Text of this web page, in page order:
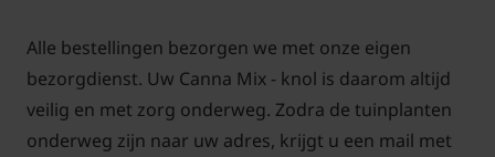
wat helpt bij de wateropname en
luchtcirculatie rond de wortels.
Overwinteren Canna Mix
Alle bestellingen bezorgen we met onze eigen
bezorgdienst. Uw Canna Mix - knol is daarom altijd
veilig en met zorg onderweg. Zodra de tuinplanten
onderweg zijn naar uw adres, krijgt u een mail met